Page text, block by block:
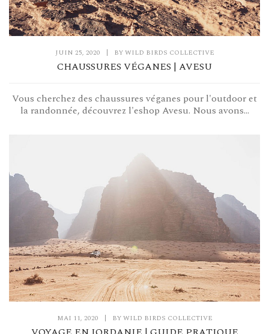
JUIN 25, 2020 | BYWILD BIRDS COLLECTIVE
CHAUSSURES VÉGANES | AVESU
Vous cherchez des chaussures véganes pour l'outdoor et
la randonnée, découvrez l'eshop Avesu. Nous avons...
MAI 11, 2020 | BYWILD BIRDS COLLECTIVE